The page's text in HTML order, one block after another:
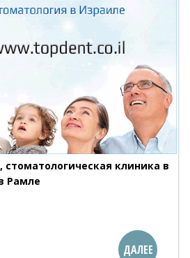
стоматологическая клиника в
Рамле
ДАЛЕЕ